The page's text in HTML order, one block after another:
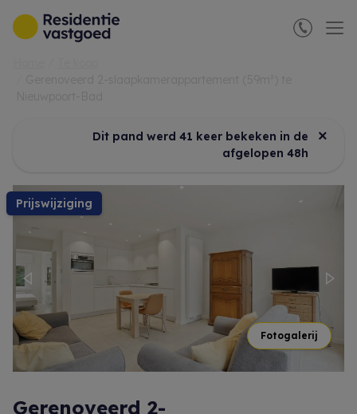
Menu overslaan en naar de inhoud gaan
Dit pand werd 41 keer bekeken in de
afgelopen 48h
×
prijswijziging
Previous
Fotogalerij
Gerenoveerd 2-